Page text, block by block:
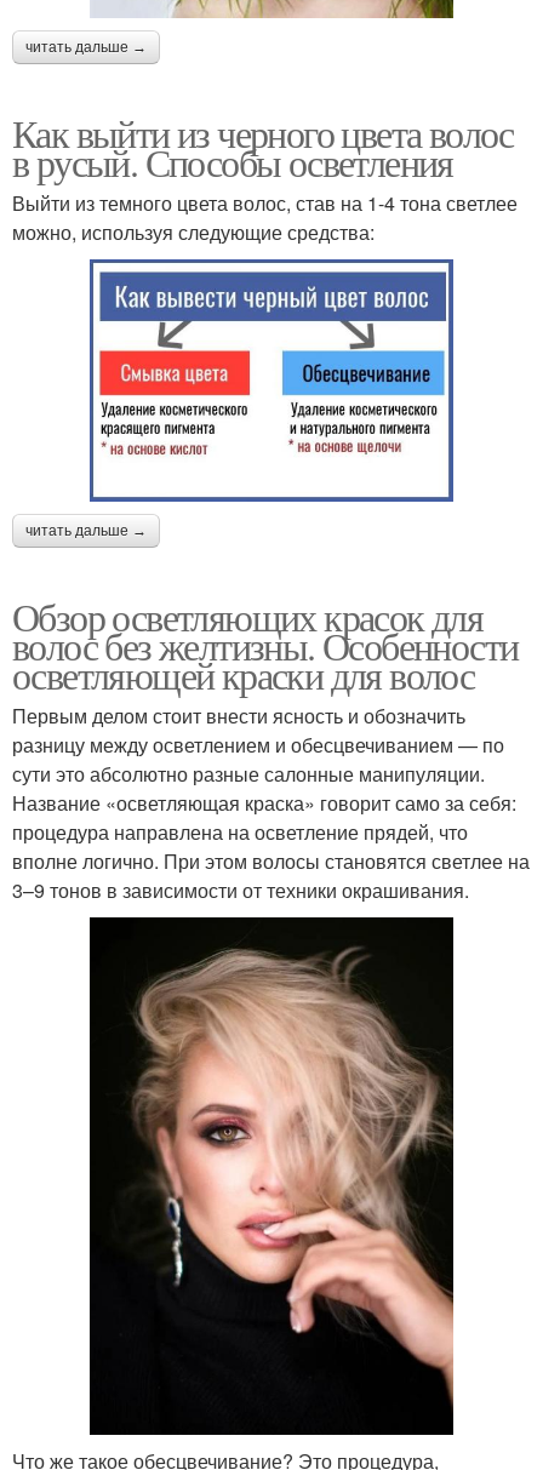
читать дальше →
Как выйти из черного цвета волос
в русый. Способы осветления
Выйти из темного цвета волос, став на 1-4 тона светлее
можно, используя следующие средства:
читать дальше →
Обзор осветляющих красок для
волос без желтизны. Особенности
осветляющей краски для волос
Первым делом стоит внести ясность и обозначить
разницу между осветлением и обесцвечиванием — по
сути это абсолютно разные салонные манипуляции.
Название «осветляющая краска» говорит само за себя:
процедура направлена на осветление прядей, что
вполне логично. При этом волосы становятся светлее на
3–9 тонов в зависимости от техники окрашивания.
Что же такое обесцвечивание? Это процедура,